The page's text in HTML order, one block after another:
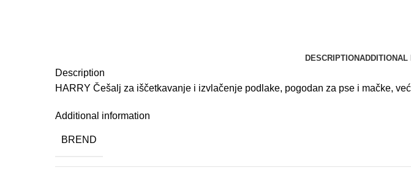
DESCRIPTIONADDITIONAL
Description
HARRY Češalj za iščetkavanje i izvlačenje podlake, pogodan za pse i mačke,
Additional information
BREND